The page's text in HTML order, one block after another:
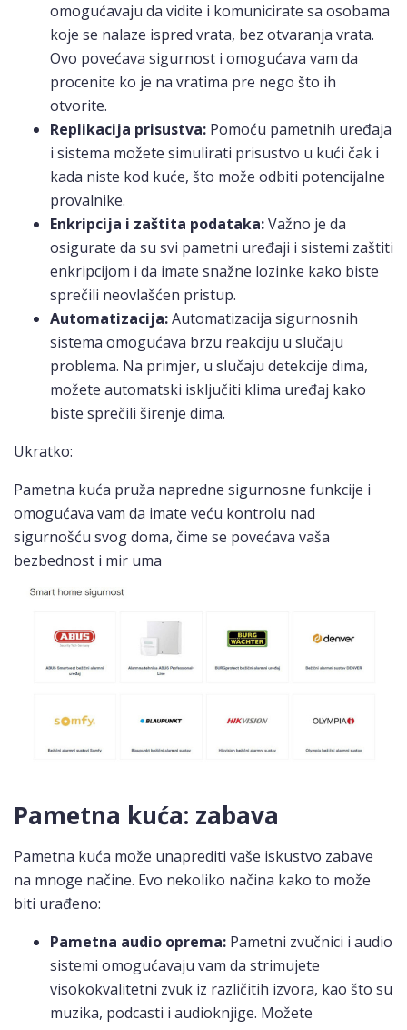
omogućavaju da vidite i komunicirate sa osobama
koje se nalaze ispred vrata, bez otvaranja vrata.
Ovo povećava sigurnost i omogućava vam da
procenite ko je na vratima pre nego što ih
otvorite.
Replikacija prisustva: Pomoću pametnih uređaja
i sistema možete simulirati prisustvo u kući čak i
kada niste kod kuće, što može odbiti potencijalne
provalnike.
Enkripcija i zaštita podataka:Važno je da
osigurate da su svi pametni uređaji i sistemi zaštiti
enkripcijom i da imate snažne lozinke kako biste
sprečili neovlašćen pristup.
Automatizacija:Automatizacija sigurnosnih
sistema omogućava brzu reakciju u slučaju
problema. Na primjer, u slučaju detekcije dima,
možete automatski isključiti klima uređaj kako
biste sprečili širenje dima.
Ukratko:
Pametna kuća pruža napredne sigurnosne funkcije i
omogućava vam da imate veću kontrolu nad
sigurnošću svog doma, čime se povećava vaša
bezbednost i mir uma
Pametna kuća: zabava
Pametna kuća može unaprediti vaše iskustvo zabave
na mnoge načine. Evo nekoliko načina kako to može
biti urađeno:
Pametna audio oprema: Pametni zvučnici i audio
sistemi omogućavaju vam da strimujete
visokokvalitetni zvuk iz različitih izvora, kao što su
muzika, podcasti i audioknjige. Možete